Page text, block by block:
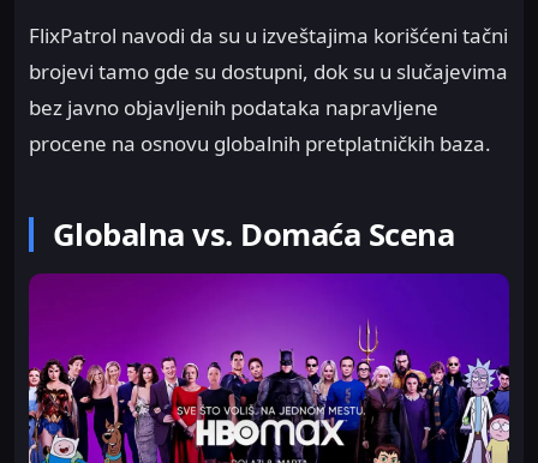
FlixPatrol navodi da su u izveštajima korišćeni tačni
brojevi tamo gde su dostupni, dok su u slučajevima
bez javno objavljenih podataka napravljene
procene na osnovu globalnih pretplatničkih baza.
Globalna vs. Domaća Scena